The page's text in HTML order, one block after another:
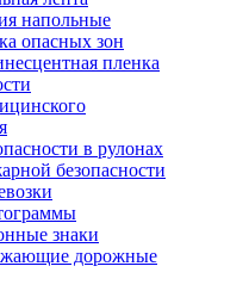
напольные
опасных зон
пленка
в рулонах
безопасности
знаки
дорожные